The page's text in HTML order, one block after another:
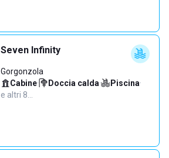
Seven Infinity
Gorgonzola
Cabine· Doccia calda· Piscina·
e altri 8…